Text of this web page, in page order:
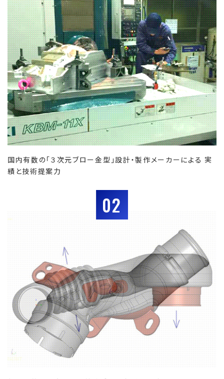
国内有数の「３次元ブロー金型」設計・製作メーカーによる 実
績と技術提案力
02